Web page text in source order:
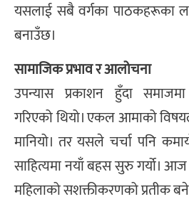
यसलाई सबै वर्गका पाठकहरूका
बनाउँछ।
सामाजिक प्रभाव र आलोचना
उपन्यास प्रकाशन हुँदा
गरिएको थियो। एकल आमाको
मानियो। तर यसले चर्चा पनि
साहित्यमा नयाँ बहस सुरु गर्यो।
महिलाको सशक्तीकरणको प्रतीक